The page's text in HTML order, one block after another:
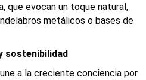
que evocan un toque natural,
metálicos o bases de
sostenibilidad
a la creciente conciencia por